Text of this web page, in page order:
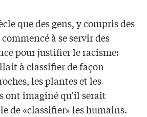
que des gens, y compris des
à se servir des
pour justifier le racisme:
à classifier de façon
les plantes et les
ont imaginé qu’il serait
de «classifier» les humains.